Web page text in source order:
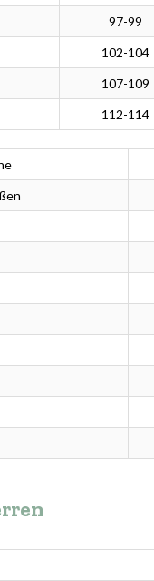
97-99
102-104
107-109
112-114